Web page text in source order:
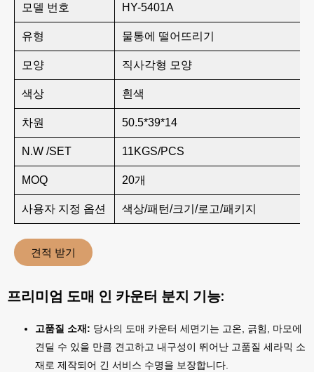
모델 번호 HY-5401A
유형 물통에 떨어뜨리기
모양 직사각형 모양
색상 흰색
차원 50.5*39*14
N.W /SET 11KGS/PCS
MOQ 20개
사용자 지정 옵션 색상/패턴/크기/로고/패키지
견적 받기
프리미엄 도매 인 카운터 분지 기능:
고품질 소재: 당사의 도매 카운터 세면기는 고온, 긁힘, 마모에
견딜 수 있을 만큼 견고하고 내구성이 뛰어난 고품질 세라믹 소
재로 제작되어 긴 서비스 수명을 보장합니다.